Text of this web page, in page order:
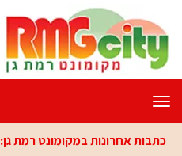
תפריט
כתבות אחרונות במקומונט רמת גן: